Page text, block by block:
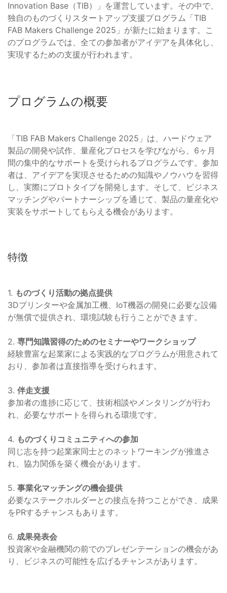
Innovation Base（TIB）」を運営しています。その中で、
独自のものづくりスタートアップ支援プログラム「TIB
FAB Makers Challenge 2025」が新たに始まります。こ
のプログラムでは、全ての参加者がアイデアを具体化し、
実現するための支援が行われます。
プログラムの概要
「TIB FAB Makers Challenge 2025」は、ハードウェア
製品の開発や試作、量産化プロセスを学びながら、6ヶ月
間の集中的なサポートを受けられるプログラムです。参加
者は、アイデアを実現させるための知識やノウハウを習得
し、実際にプロトタイプを開発します。そして、ビジネス
マッチングやパートナーシップを通じて、製品の量産化や
実装をサポートしてもらえる機会があります。
特徴
1. ものづくり活動の拠点提供
3Dプリンターや金属加工機、IoT機器の開発に必要な設備
が無償で提供され、環境試験も行うことができます。
2. 専門知識習得のためのセミナーやワークショップ
経験豊富な起業家による実践的なプログラムが用意されて
おり、参加者は直接指導を受けられます。
3. 伴走支援
参加者の進捗に応じて、技術相談やメンタリングが行わ
れ、必要なサポートを得られる環境です。
4. ものづくりコミュニティへの参加
同じ志を持つ起業家同士とのネットワーキングが推進さ
れ、協力関係を築く機会があります。
5. 事業化マッチングの機会提供
必要なステークホルダーとの接点を持つことができ、成果
をPRするチャンスもあります。
6. 成果発表会
投資家や金融機関の前でのプレゼンテーションの機会があ
り、ビジネスの可能性を広げるチャンスがあります。